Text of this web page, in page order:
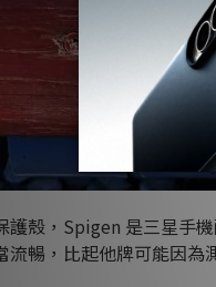
護殼， Spigen 是三星手
流暢，比起他牌可能因為